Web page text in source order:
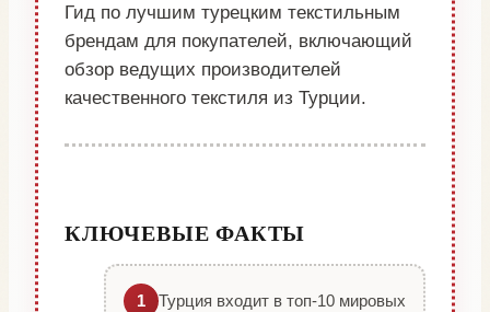
Гид по лучшим турецким текстильным
брендам для покупателей, включающий
обзор ведущих производителей
качественного текстиля из Турции.
КЛЮЧЕВЫЕ ФАКТЫ
1
Турция входит в топ-10 мировых